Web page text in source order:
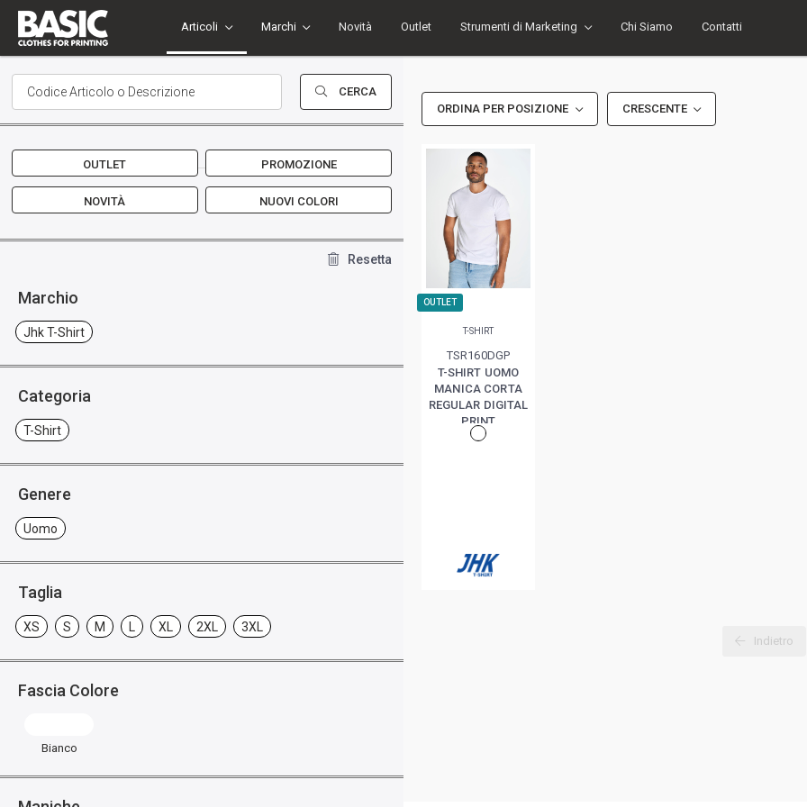
Articoli Marchi Novità Outlet Strumenti di Marketing Chi Siamo Contatti
CERCA
OUTLET PROMOZIONE
NOVITÀ NUOVI COLORI
Resetta
Marchio
Jhk T-Shirt
Categoria
T-Shirt
Genere
Uomo
Taglia
XS S M L XL 2XL 3XL
Fascia Colore
Bianco
ORDINA PER POSIZIONE CRESCENTE
OUTLET
T-SHIRT
TSR160DGP
T-SHIRT UOMO
MANICA CORTA
REGULAR DIGITAL
PRINT
Indietro